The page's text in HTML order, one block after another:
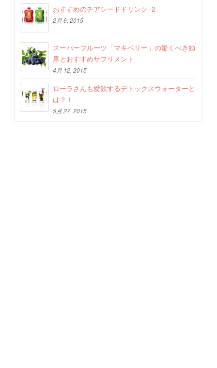
おすすめのチアシードドリンク−2
2月 6, 2015
スーパーフルーツ「マキベリー」の驚くべき効
果とおすすめサプリメント
4月 12, 2015
ローラさんも愛飲するデトックスウォーターと
は？！
5月 27, 2015